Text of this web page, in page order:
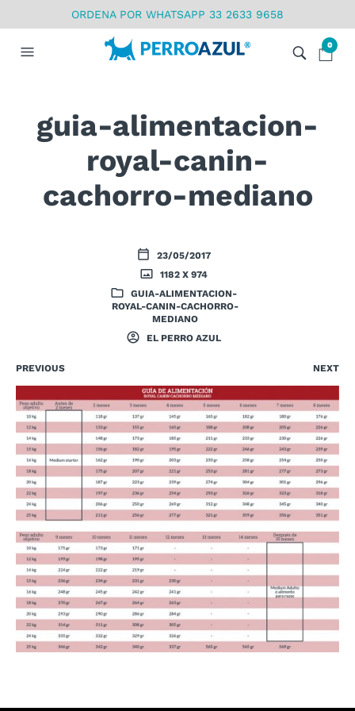
ORDENA POR WHATSAPP 33 2633 9658
0
guia-alimentacion-
royal-canin-
cachorro-mediano
23/05/2017
1182 X 974
GUIA-ALIMENTACION-
ROYAL-CANIN-CACHORRO-
MEDIANO
EL PERRO AZUL
PREVIOUS NEXT